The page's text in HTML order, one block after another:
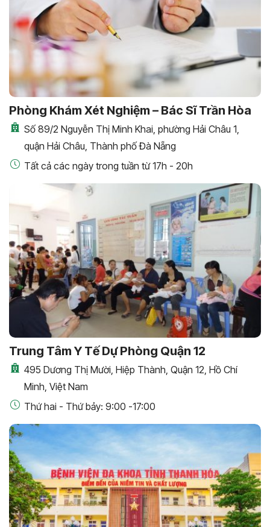
Phòng Khám Xét Nghiệm – Bác Sĩ Trần Hòa
Số 89/2 Nguyễn Thị Minh Khai, phường Hải Châu 1,
quận Hải Châu, Thành phố Đà Nẵng
Tất cả các ngày trong tuần từ 17h - 20h
Trung Tâm Y Tế Dự Phòng Quận 12
495 Dương Thị Mười, Hiệp Thành, Quận 12, Hồ Chí
Minh, Việt Nam
Thứ hai - Thứ bảy: 9:00 -17:00